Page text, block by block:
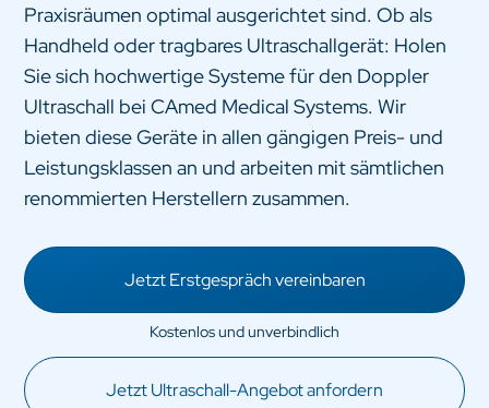
Praxisräumen optimal ausgerichtet sind. Ob als
Handheld oder tragbares Ultraschallgerät: Holen
Sie sich hochwertige Systeme für den Doppler
Ultraschall bei CAmed Medical Systems. Wir
bieten diese Geräte in allen gängigen Preis- und
Leistungsklassen an und arbeiten mit sämtlichen
renommierten Herstellern zusammen.
Jetzt Erstgespräch vereinbaren
Jetzt Ultraschall-Angebot anfordern